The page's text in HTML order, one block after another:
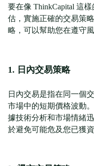
要在像 ThinkCapital 這
估，實施正確的交易策
略，可以幫助您在遵守
1. 日內交易策略
日內交易是指在同一個
市場中的短期價格波動
據技術分析和市場情緒
於避免可能危及您已獲